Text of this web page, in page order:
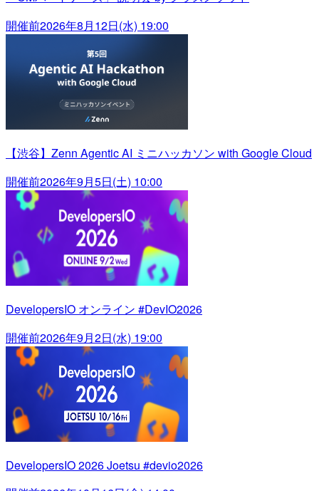
開催前2026年8月12日(水) 19:00
【渋谷】Zenn Agentic AI ミニハッカソン with Google Cloud
開催前2026年9月5日(土) 10:00
DevelopersIO オンライン #DevIO2026
開催前2026年9月2日(水) 19:00
DevelopersIO 2026 Joetsu #devio2026